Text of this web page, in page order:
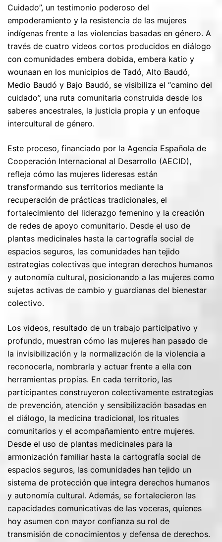
Cuidado”, un testimonio poderoso del
empoderamiento y la resistencia de las mujeres
indígenas frente a las violencias basadas en género. A
través de cuatro videos cortos producidos en diálogo
con comunidades embera dobida, embera katio y
wounaan en los municipios de Tadó, Alto Baudó,
Medio Baudó y Bajo Baudó, se visibiliza el “camino del
cuidado”, una ruta comunitaria construida desde los
saberes ancestrales, la justicia propia y un enfoque
intercultural de género.
Este proceso, financiado por la Agencia Española de
Cooperación Internacional al Desarrollo (AECID),
refleja cómo las mujeres lideresas están
transformando sus territorios mediante la
recuperación de prácticas tradicionales, el
fortalecimiento del liderazgo femenino y la creación
de redes de apoyo comunitario. Desde el uso de
plantas medicinales hasta la cartografía social de
espacios seguros, las comunidades han tejido
estrategias colectivas que integran derechos humanos
y autonomía cultural, posicionando a las mujeres como
sujetas activas de cambio y guardianas del bienestar
colectivo.
Los videos, resultado de un trabajo participativo y
profundo, muestran cómo las mujeres han pasado de
la invisibilización y la normalización de la violencia a
reconocerla, nombrarla y actuar frente a ella con
herramientas propias. En cada territorio, las
participantes construyeron colectivamente estrategias
de prevención, atención y sensibilización basadas en
el diálogo, la medicina tradicional, los rituales
comunitarios y el acompañamiento entre mujeres.
Desde el uso de plantas medicinales para la
armonización familiar hasta la cartografía social de
espacios seguros, las comunidades han tejido un
sistema de protección que integra derechos humanos
y autonomía cultural. Además, se fortalecieron las
capacidades comunicativas de las voceras, quienes
hoy asumen con mayor confianza su rol de
transmisión de conocimientos y defensa de derechos.